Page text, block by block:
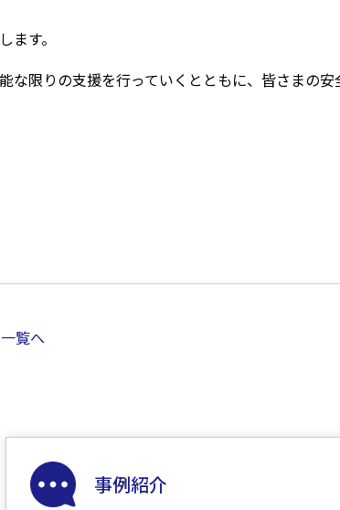
す。
限りの支援を行っていくとともに、皆さまの
覧へ
事例紹介